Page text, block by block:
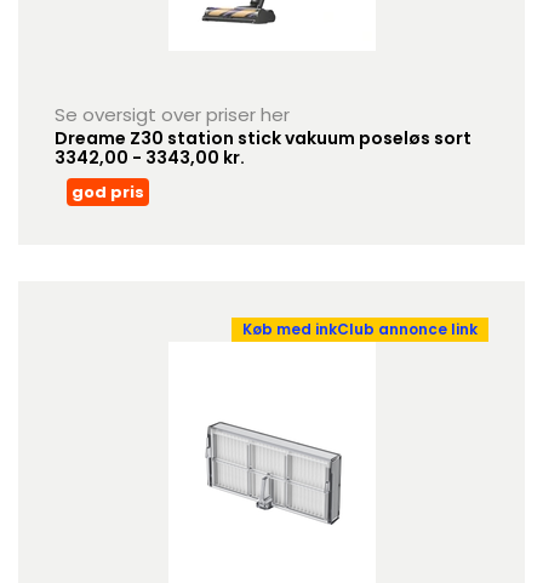
Se oversigt over priser her
Dreame Z30 station stick vakuum poseløs sort
3342,00 - 3343,00 kr.
god pris
Køb med inkClub annonce link